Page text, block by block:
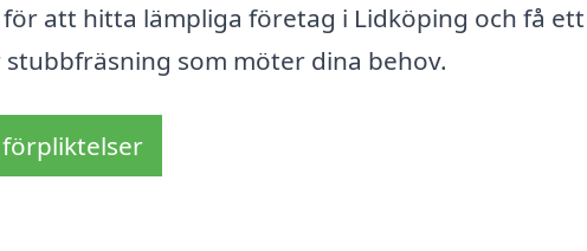
för att hitta lämpliga företag i Lidköping och få ett
som möter dina behov.